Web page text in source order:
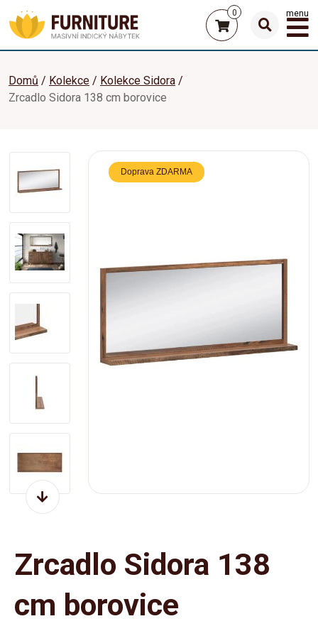
0 menu
Domů Kolekce
Kolekce Sidora
Zrcadlo Sidora 138 cm borovice
Doprava ZDARMA
Zrcadlo Sidora 138
cm borovice